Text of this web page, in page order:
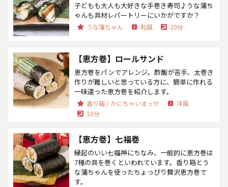
子どもも大人も大好きな手巻き寿司♪うな蒲ち
ゃんも具材レパートリーにいかがですか？
うな蒲ちゃん 和風 20分
【恵方巻】ロールサンド
恵方巻をパンでアレンジ。酢飯が苦手、太巻き
作りが難しいと思っている方に、簡単に作れる
一味違った恵方巻を紹介します。
香り箱 / かにちゃいまっせ
洋風
10分
【恵方巻】七福巻
縁起のいい七福神にちなみ、一般的に恵方巻は
7種の具を巻くといわれています。香り箱とう
な蒲ちゃんを使ったちょっぴり贅沢恵方巻で
す。